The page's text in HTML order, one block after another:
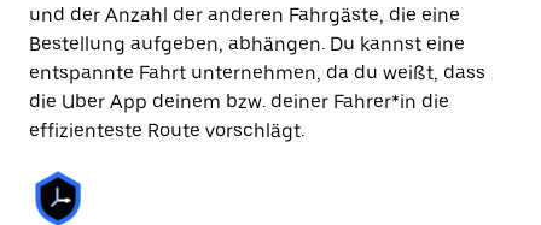
und der Anzahl der anderen Fahrgäste, die eine
Bestellung aufgeben, abhängen. Du kannst eine
entspannte Fahrt unternehmen, da du weißt, dass
die Uber App deinem bzw. deiner Fahrer*in die
effizienteste Route vorschlägt.